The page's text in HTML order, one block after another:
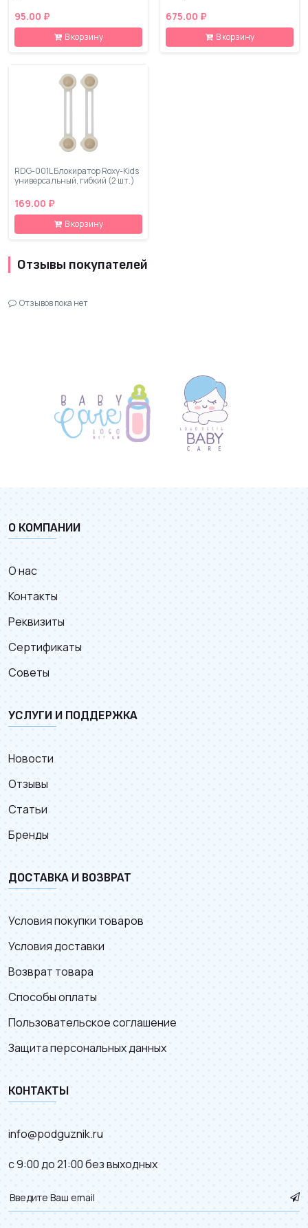
95.00 ₽
В корзину
675.00 ₽
В корзину
RDG-001L Блокиратор Roxy-Kids
универсальный, гибкий (2 шт.)
169.00 ₽
В корзину
Отзывы покупателей
Отзывов пока нет
О КОМПАНИИ
О нас
Контакты
Реквизиты
Сертификаты
Советы
УСЛУГИ И ПОДДЕРЖКА
Новости
Отзывы
Статьи
Бренды
ДОСТАВКА И ВОЗВРАТ
Условия покупки товаров
Условия доставки
Возврат товара
Способы оплаты
Пользовательское соглашение
Защита персональных данных
КОНТАКТЫ
info@podguznik.ru
с 9:00 до 21:00 без выходных